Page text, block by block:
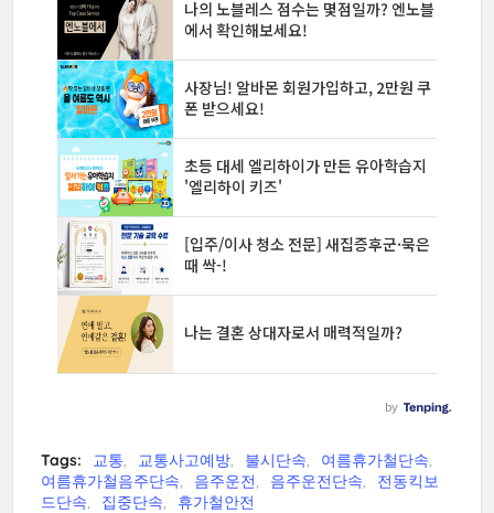
Tags: 교통 교통사고예방 불시단속
여름휴가철단속
여름휴가철음주단속
음주운전 음주운전단속
전동킥보
드단속
집중단속 휴가철안전